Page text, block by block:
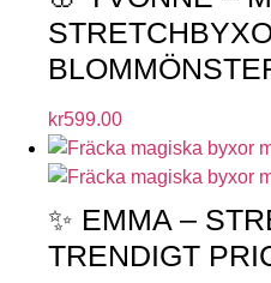
kr599.00
✨ EMMA –
TRENDIGT